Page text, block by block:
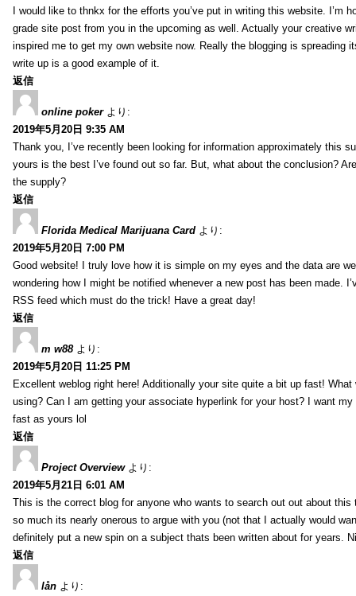
I would like to thnkx for the efforts you’ve put in writing this website. I’m
grade site post from you in the upcoming as well. Actually your creative
inspired me to get my own website now. Really the blogging is spreading
write up is a good example of it.
返信
online poker より:
2019年5月20日 9:35 AM
Thank you, I’ve recently been looking for information approximately this
yours is the best I’ve found out so far. But, what about the conclusion?
the supply?
返信
Florida Medical Marijuana Card より:
2019年5月20日 7:00 PM
Good website! I truly love how it is simple on my eyes and the data are
wondering how I might be notified whenever a new post has been made.
RSS feed which must do the trick! Have a great day!
返信
m w88 より:
2019年5月20日 11:25 PM
Excellent weblog right here! Additionally your site quite a bit up fast! What
using? Can I am getting your associate hyperlink for your host? I want
fast as yours lol
返信
Project Overview より:
2019年5月21日 6:01 AM
This is the correct blog for anyone who wants to search out out about this
so much its nearly onerous to argue with you (not that I actually would
definitely put a new spin on a subject thats been written about for years.
返信
lån より: